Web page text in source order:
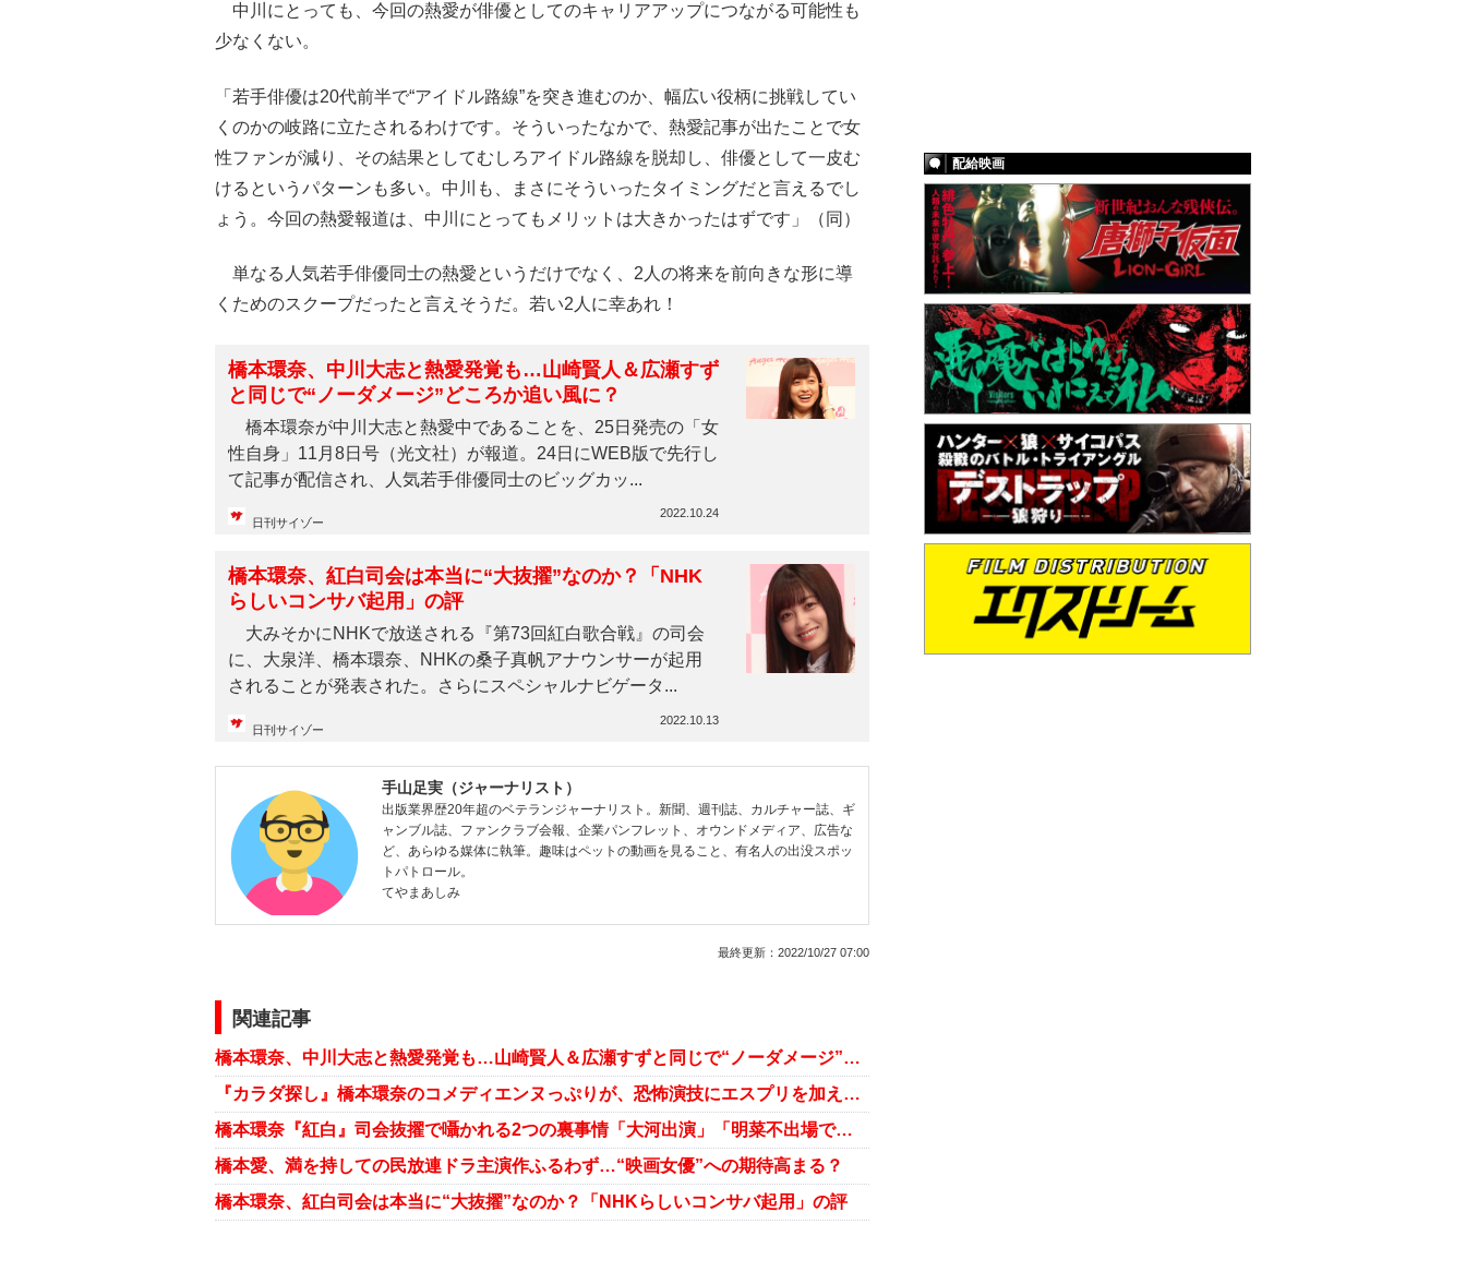
中川にとっても、今回の熱愛が俳優としてのキャリアアップにつながる可能性も
少なくない。
「若手俳優は20代前半で“アイドル路線”を突き進むのか、幅広い役柄に挑戦してい
くのかの岐路に立たされるわけです。そういったなかで、熱愛記事が出たことで女
性ファンが減り、その結果としてむしろアイドル路線を脱却し、俳優として一皮む
けるというパターンも多い。中川も、まさにそういったタイミングだと言えるでし
ょう。今回の熱愛報道は、中川にとってもメリットは大きかったはずです」（同）
単なる人気若手俳優同士の熱愛というだけでなく、2人の将来を前向きな形に導
くためのスクープだったと言えそうだ。若い2人に幸あれ！
橋本環奈、中川大志と熱愛発覚も…山崎賢人＆広瀬すず
と同じで“ノーダメージ”どころか追い風に？
橋本環奈が中川大志と熱愛中であることを、25日発売の「女
性自身」11月8日号（光文社）が報道。24日にWEB版で先行し
て記事が配信され、人気若手俳優同士のビッグカッ...
日刊サイゾー
2022.10.24
橋本環奈、紅白司会は本当に“大抜擢”なのか？「NHK
らしいコンサバ起用」の評
大みそかにNHKで放送される『第73回紅白歌合戦』の司会
に、大泉洋、橋本環奈、NHKの桑子真帆アナウンサーが起用
されることが発表された。さらにスペシャルナビゲータ...
日刊サイゾー
2022.10.13
手山足実（ジャーナリスト）
出版業界歴20年超のベテランジャーナリスト。新聞、週刊誌、カルチャー誌、ギ
ャンブル誌、ファンクラブ会報、企業パンフレット、オウンドメディア、広告な
ど、あらゆる媒体に執筆。趣味はペットの動画を見ること、有名人の出没スポッ
トパトロール。
てやまあしみ
最終更新： 2022/10/27 07:00
関連記事
橋本環奈、中川大志と熱愛発覚も…山崎賢人＆広瀬すずと同じで“ノーダメージ”どころか追い風に？
『カラダ探し』橋本環奈のコメディエンヌっぷりが、恐怖演技にエスプリを加える!!
橋本環奈『紅白』司会抜擢で囁かれる2つの裏事情「大河出演」「明菜不出場でジャニーズ祭り」
橋本愛、満を持しての民放連ドラ主演作ふるわず…“映画女優”への期待高まる？
橋本環奈、紅白司会は本当に“大抜擢”なのか？「NHKらしいコンサバ起用」の評
配給映画